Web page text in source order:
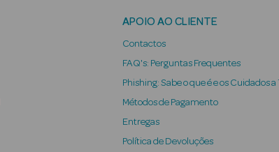
APOIO AO CLIENTE
Contactos
FAQ's: Perguntas Frequentes
Phishing: Sabe o que é e os Cuidados a
Métodos de Pagamento
Entregas
Política de Devoluções